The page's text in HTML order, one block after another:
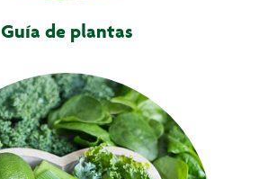
Guía de plantas